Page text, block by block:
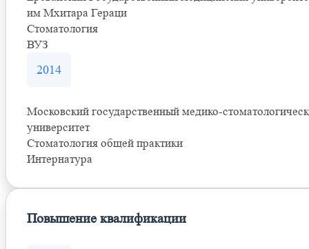
им Мхитара Гераци
Стоматология
ВУЗ
2014
Московский государственный медико-
университет
Стоматология общей практики
Интернатура
Повышение квалификации